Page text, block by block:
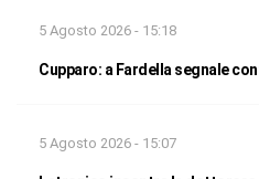
5 Agosto 2026 - 15:18
Cupparo: a Fardella segnale
5 Agosto 2026 - 15:07